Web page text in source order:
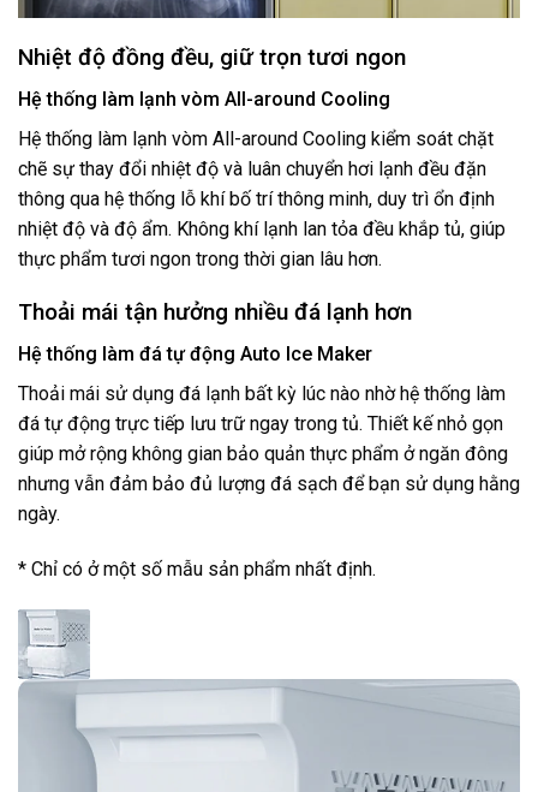
Nhiệt độ đồng đều, giữ trọn tươi ngon
Hệ thống làm lạnh vòm All-around Cooling
Hệ thống làm lạnh vòm All-around Cooling kiểm soát chặt
chẽ sự thay đổi nhiệt độ và luân chuyển hơi lạnh đều đặn
thông qua hệ thống lỗ khí bố trí thông minh, duy trì ổn định
nhiệt độ và độ ẩm. Không khí lạnh lan tỏa đều khắp tủ, giúp
thực phẩm tươi ngon trong thời gian lâu hơn.
Thoải mái tận hưởng nhiều đá lạnh hơn
Hệ thống làm đá tự động Auto Ice Maker
Thoải mái sử dụng đá lạnh bất kỳ lúc nào nhờ hệ thống làm
đá tự động trực tiếp lưu trữ ngay trong tủ. Thiết kế nhỏ gọn
giúp mở rộng không gian bảo quản thực phẩm ở ngăn đông
nhưng vẫn đảm bảo đủ lượng đá sạch để bạn sử dụng hằng
ngày.
* Chỉ có ở một số mẫu sản phẩm nhất định.